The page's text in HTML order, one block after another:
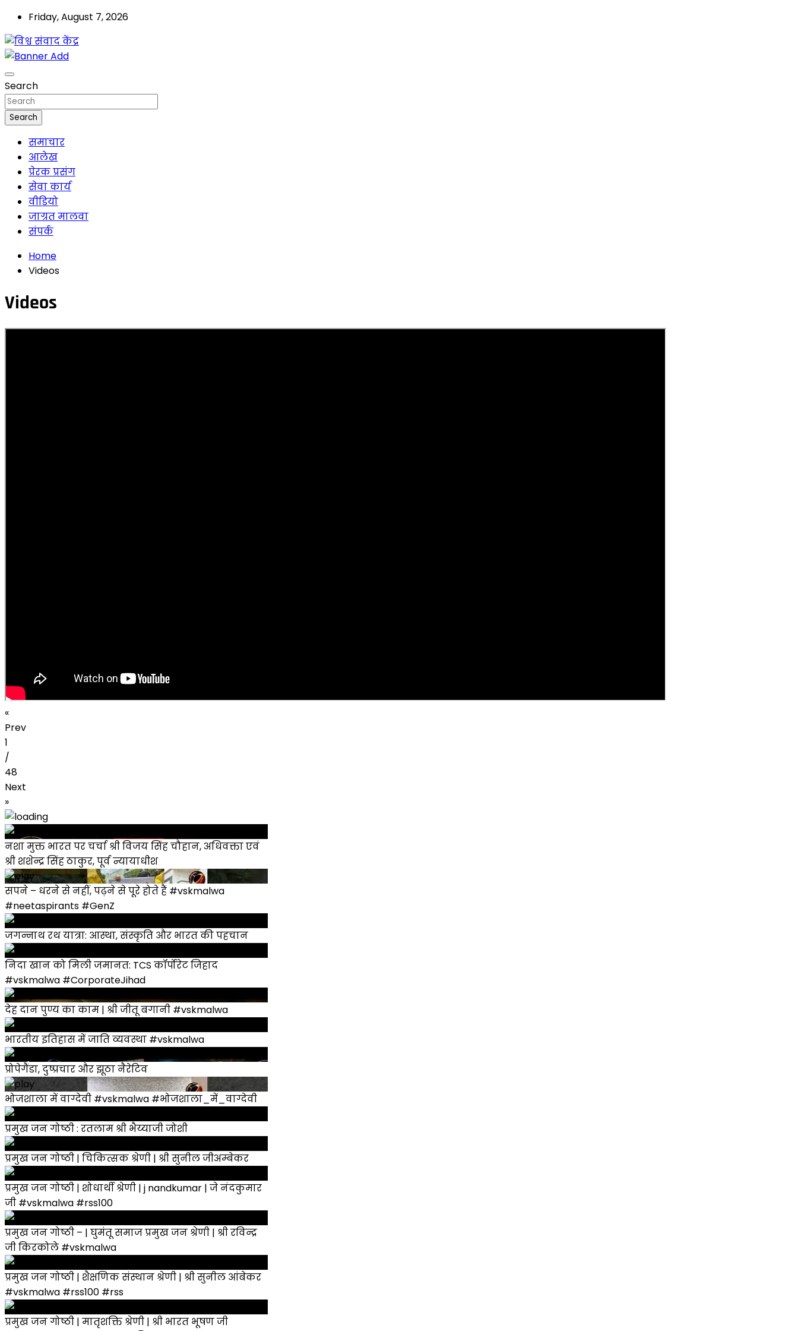
Skip
to
content
Friday, August 7, 2026
विश्व संवाद केंद्र
Search
Search
समाचार
आलेख
प्रेरक प्रसंग
सेवा कार्य
वीडियो
जाग्रत मालवा
संपर्क
Home
Videos
Videos
«
Prev
1
/
48
Next
»
नशा मुक्त भारत पर चर्चा श्री विजय सिंह चौहान, अधिवक्ता एवं
श्री शशेन्द्र सिंह ठाकुर, पूर्व न्यायाधीश
सपने – धरने से नहीं, पढ़ने से पूरे होते हैं #vskmalwa
#neetaspirants #GenZ
जगन्नाथ रथ यात्रा: आस्था, संस्कृति और भारत की पहचान
निदा खान को मिली जमानत: TCS कॉर्पोरेट जिहाद
#vskmalwa #CorporateJihad
देह दान पुण्य का काम | श्री जीतू बगानी #vskmalwa
भारतीय इतिहास में जाति व्यवस्था #vskmalwa
प्रोपेगैंडा, दुष्प्रचार और झूठा नैरेटिव
भोजशाला में वाग्देवी #vskmalwa #भोजशाला_में_वाग्देवी
प्रमुख जन गोष्ठी : रतलाम श्री भैय्याजी जोशी
प्रमुख जन गोष्ठी | चिकित्सक श्रेणी | श्री सुनील जीअम्बेकर
प्रमुख जन गोष्ठी | शोधार्थी श्रेणी | j nandkumar | जे नंदकुमार
जी #vskmalwa #rss100
प्रमुख जन गोष्ठी – | घुमंतू समाज प्रमुख जन श्रेणी | श्री रविन्द्र
जी किरकोले #vskmalwa
प्रमुख जन गोष्ठी | शैक्षणिक संस्थान श्रेणी | श्री सुनील आंबेकर
#vskmalwa #rss100 #rss
प्रमुख जन गोष्ठी | मातृशक्ति श्रेणी | श्री भारत भूषण जी